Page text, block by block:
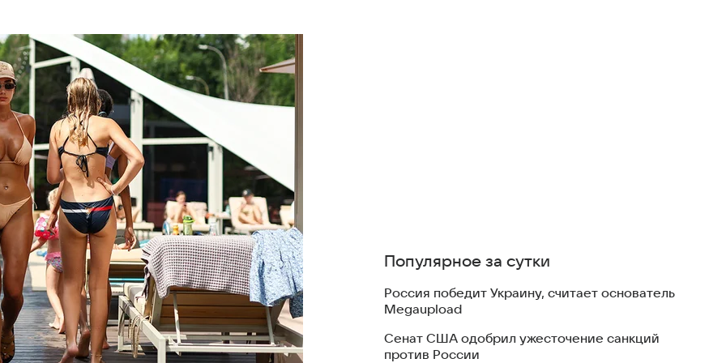
Популярное за сутки
Россия победит Украину, считает основатель
Megaupload
Сенат США одобрил ужесточение санкций
против России